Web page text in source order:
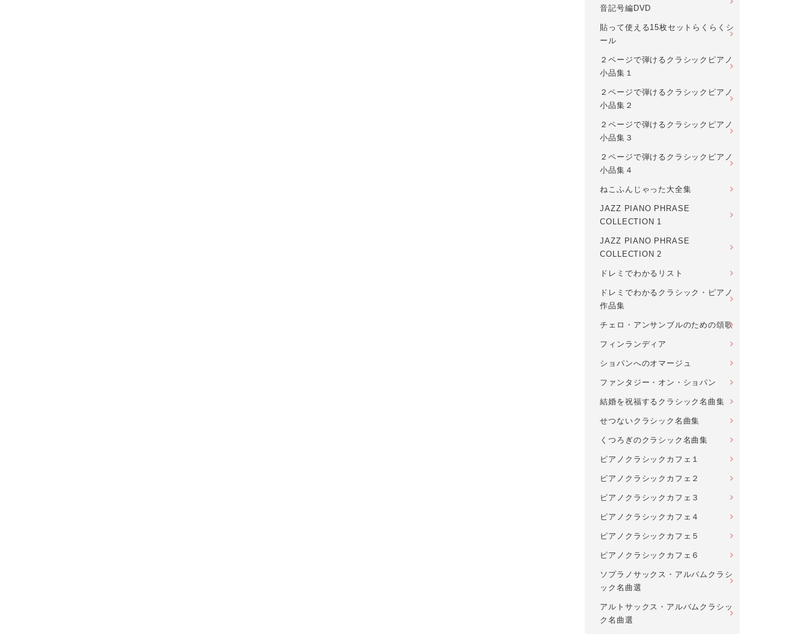
音記号編DVD
貼って使える15枚セットらくらくシ
ール
２ページで弾けるクラシックピアノ
小品集１
２ページで弾けるクラシックピアノ
小品集２
２ページで弾けるクラシックピアノ
小品集３
２ページで弾けるクラシックピアノ
小品集４
ねこふんじゃった大全集
JAZZ PIANO PHRASE
COLLECTION 1
JAZZ PIANO PHRASE
COLLECTION 2
ドレミでわかるリスト
ドレミでわかるクラシック・ピアノ
作品集
チェロ・アンサンブルのための頌歌
フィンランディア
ショパンへのオマージュ
ファンタジー・オン・ショパン
結婚を祝福するクラシック名曲集
せつないクラシック名曲集
くつろぎのクラシック名曲集
ピアノクラシックカフェ１
ピアノクラシックカフェ２
ピアノクラシックカフェ３
ピアノクラシックカフェ４
ピアノクラシックカフェ５
ピアノクラシックカフェ６
ソプラノサックス・アルバムクラシ
ック名曲選
アルトサックス・アルバムクラシッ
ク名曲選